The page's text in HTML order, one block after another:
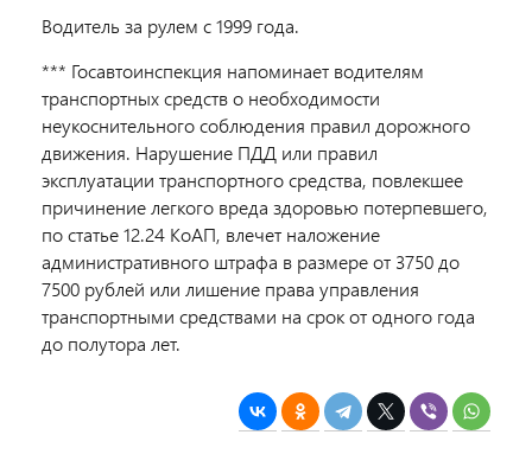
Водитель за рулем с 1999 года.
*** Госавтоинспекция напоминает водителям
транспортных средств о необходимости
неукоснительного соблюдения правил дорожного
движения. Нарушение ПДД или правил
эксплуатации транспортного средства, повлекшее
причинение легкого вреда здоровью потерпевшего,
по статье 12.24 КоАП, влечет наложение
административного штрафа в размере от 3750 до
7500 рублей или лишение права управления
транспортными средствами на срок от одного года
до полутора лет.